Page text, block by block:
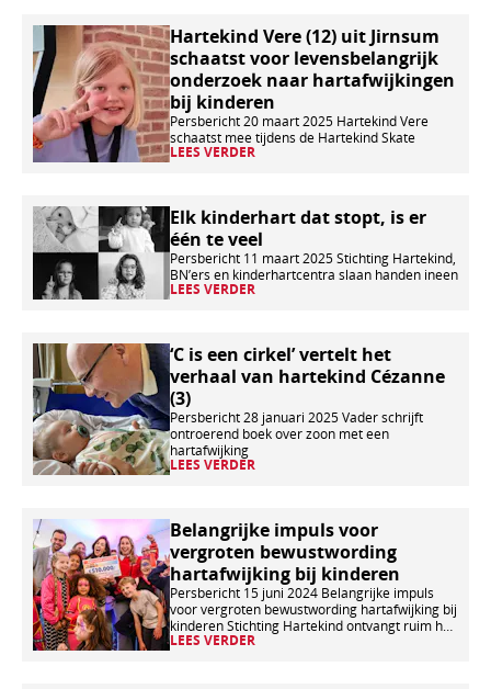
Hartekind Vere (12) uit Jirnsum
schaatst voor levensbelangrijk
onderzoek naar hartafwijkingen
bij kinderen
Persbericht 20 maart 2025 Hartekind Vere
schaatst mee tijdens de Hartekind Skate
LEES VERDER
Lees
verder
Elk kinderhart dat stopt, is er
één te veel
Persbericht 11 maart 2025 Stichting Hartekind,
BN’ers en kinderhartcentra slaan handen ineen
LEES VERDER
Lees
verder
‘C is een cirkel’ vertelt het
verhaal van hartekind Cézanne
(3)
Persbericht 28 januari 2025 Vader schrijft
ontroerend boek over zoon met een
hartafwijking
LEES VERDER
Lees
verder
Belangrijke impuls voor
vergroten bewustwording
hartafwijking bij kinderen
Persbericht 15 juni 2024 Belangrijke impuls
voor vergroten bewustwording hartafwijking bij
kinderen Stichting Hartekind ontvangt ruim half
miljoen euro van de Nationale Postcode Loterij
LEES VERDER
Lees
verder